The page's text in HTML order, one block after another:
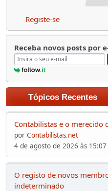
Registe-se
Receba novos posts por
Tópicos Recentes
Contabilistas e o merecido
por Contabilistas.net
4 de agosto de 2026 às 15:07
O registo de novos
indeterminado